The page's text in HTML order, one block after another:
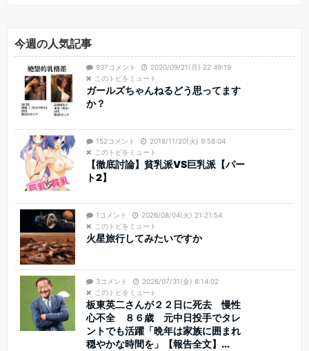
今週の人気記事
937コメント
2020/09/21(月) 22:49:19
このトピをミュート
ガールズちゃんねるどう思ってます
か？
152コメント
2018/11/20(火) 9:58:04
このトピをミュート
【徹底討論】貧乳派VS巨乳派【パー
ト2】
1コメント
2026/08/04(火) 21:21:54
このトピをミュート
火星旅行してみたいですか
3コメント
2026/07/31(金) 8:14:02
このトピをミュート
板東英二さんが２２日に死去 慢性
心不全 ８６歳 元中日投手でタレ
ントでも活躍「晩年は家族に囲まれ
穏やかな時間を」【報告全文】...